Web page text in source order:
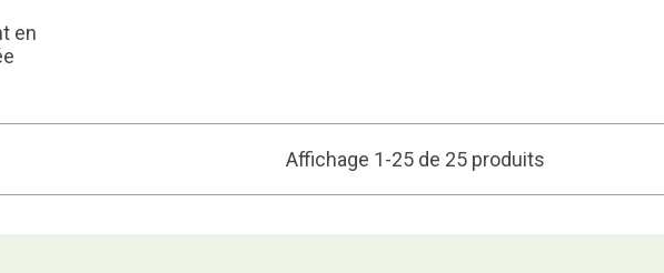
en
Affichage 1-25 de 25 produits